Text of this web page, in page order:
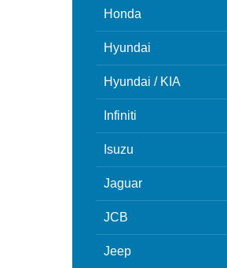
Honda
Hyundai
Hyundai / KIA
Infiniti
Isuzu
Jaguar
JCB
Jeep